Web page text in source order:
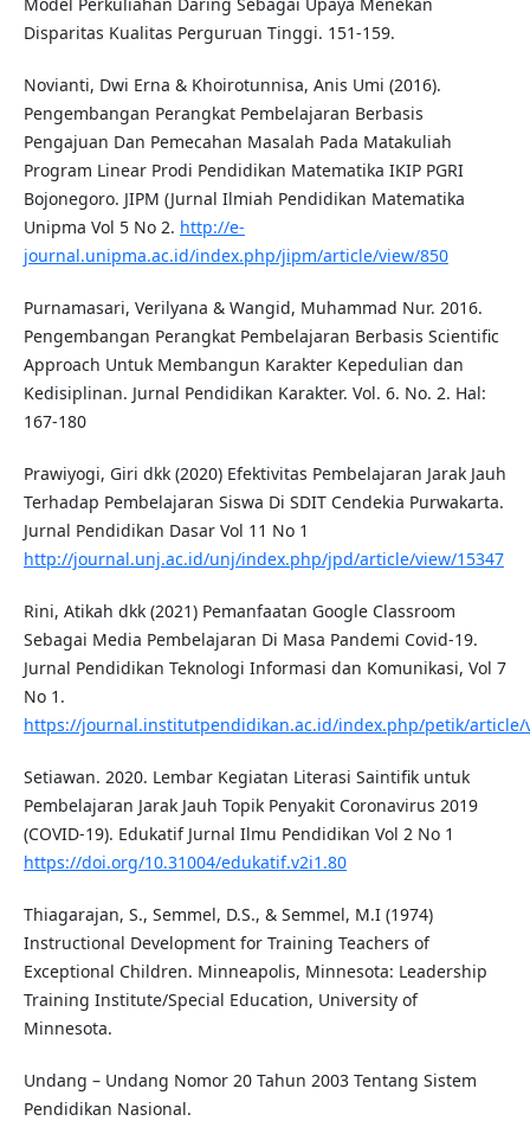
Disparitas Kualitas Perguruan Tinggi. 151-159.
Novianti, Dwi Erna & Khoirotunnisa, Anis Umi (2016).
Pengembangan Perangkat Pembelajaran Berbasis
Pengajuan Dan Pemecahan Masalah Pada Matakuliah
Program Linear Prodi Pendidikan Matematika IKIP PGRI
Bojonegoro. JIPM (Jurnal Ilmiah Pendidikan Matematika
Unipma Vol 5 No 2. http://e-
journal.unipma.ac.id/index.php/jipm/article/view/850
Purnamasari, Verilyana & Wangid, Muhammad Nur. 2016.
Pengembangan Perangkat Pembelajaran Berbasis Scientific
Approach Untuk Membangun Karakter Kepedulian dan
Kedisiplinan. Jurnal Pendidikan Karakter. Vol. 6. No. 2. Hal:
167-180
Prawiyogi, Giri dkk (2020) Efektivitas Pembelajaran Jarak Jauh
Terhadap Pembelajaran Siswa Di SDIT Cendekia Purwakarta.
Jurnal Pendidikan Dasar Vol 11 No 1
http://journal.unj.ac.id/unj/index.php/jpd/article/view/15347
Rini, Atikah dkk (2021) Pemanfaatan Google Classroom
Sebagai Media Pembelajaran Di Masa Pandemi Covid-19.
Jurnal Pendidikan Teknologi Informasi dan Komunikasi, Vol 7
No 1.
https://journal.institutpendidikan.ac.id/index.php/petik/article/
Setiawan. 2020. Lembar Kegiatan Literasi Saintifik untuk
Pembelajaran Jarak Jauh Topik Penyakit Coronavirus 2019
(COVID-19). Edukatif Jurnal Ilmu Pendidikan Vol 2 No 1
https://doi.org/10.31004/edukatif.v2i1.80
Thiagarajan, S., Semmel, D.S., & Semmel, M.I (1974)
Instructional Development for Training Teachers of
Exceptional Children. Minneapolis, Minnesota: Leadership
Training Institute/Special Education, University of
Minnesota.
Undang – Undang Nomor 20 Tahun 2003 Tentang Sistem
Pendidikan Nasional.